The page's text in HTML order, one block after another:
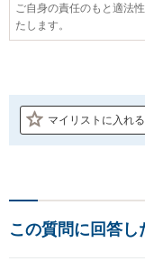
ご自身の責任のもと適法
たします。
マイリストに入れる
この質問に回答し